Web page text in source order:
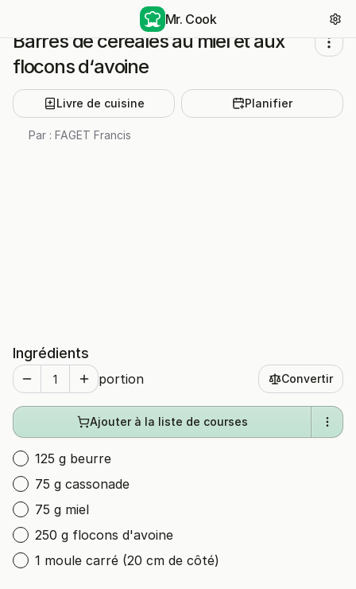
Barres de céréales au miel et aux
flocons d‘avoine
Livre de cuisine Planifier
Par : FAGET Francis
Ingrédients
portion Convertir
Ajouter à la liste de courses
125 g beurre
75 g cassonade
75 g miel
250 g flocons d'avoine
1 moule carré (20 cm de côté)
Mr. Cook